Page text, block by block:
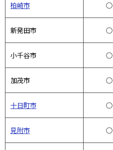
柏崎市 ○
新発田市 ○
小千谷市 ○
加茂市 ○
十日町市 ○
見附市 ○